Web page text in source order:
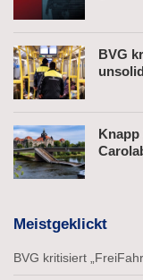
BVG
Knapp
Meistgeklickt
BVG kritisiert